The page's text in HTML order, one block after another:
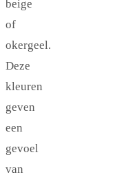
beige
of
okergeel.
Deze
kleuren
geven
een
gevoel
van